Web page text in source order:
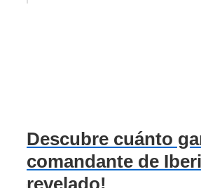
Descubre cuánto
comandante de